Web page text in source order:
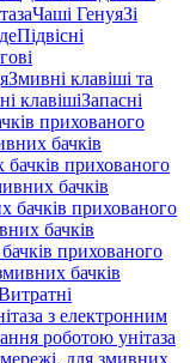
Чаші ГенуяЗі
Підвісні
Змивні клавіші та
клавішіЗапасні
прихованого
бачків
прихованого
бачків
бачків прихованого
бачків
прихованого
бачків
з електронним
роботою унітаза
для змивних